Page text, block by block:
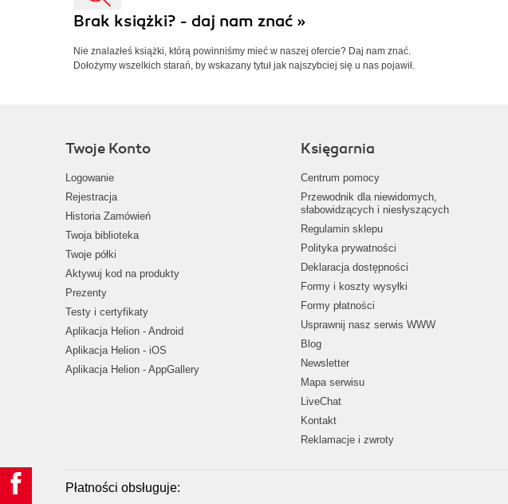
Brak książki? - daj nam znać »
Nie znalazłeś książki, którą powinniśmy mieć w naszej ofercie? Daj nam znać.
Dołożymy wszelkich starań, by wskazany tytuł jak najszybciej się u nas pojawił.
Twoje Konto
Logowanie
Rejestracja
Historia Zamówień
Twoja biblioteka
Twoje półki
Aktywuj kod na produkty
Prezenty
Testy i certyfikaty
Aplikacja Helion - Android
Aplikacja Helion - iOS
Aplikacja Helion - AppGallery
Księgarnia
Centrum pomocy
Przewodnik dla niewidomych,
słabowidzących i niesłyszących
Regulamin sklepu
Polityka prywatności
Deklaracja dostępności
Formy i koszty wysyłki
Formy płatności
Usprawnij nasz serwis WWW
Blog
Newsletter
Mapa serwisu
LiveChat
Kontakt
Reklamacje i zwroty
Płatności obsługuje: